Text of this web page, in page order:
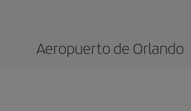
Aeropuerto de Orlando